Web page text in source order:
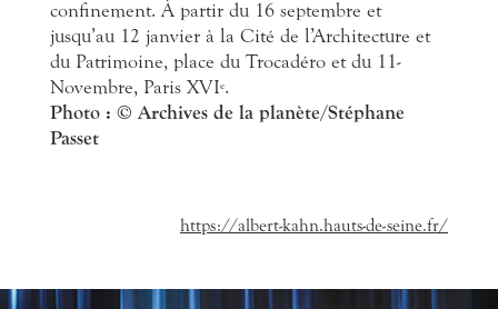
confinement. À partir du 16 septembre et
jusqu’au 12 janvier à la Cité de l’Architecture et
du Patrimoine, place du Trocadéro et du 11-
Novembre, Paris XVIe.
Photo : © Archives de la planète/Stéphane
Passet
https://albert-kahn.hauts-de-seine.fr/